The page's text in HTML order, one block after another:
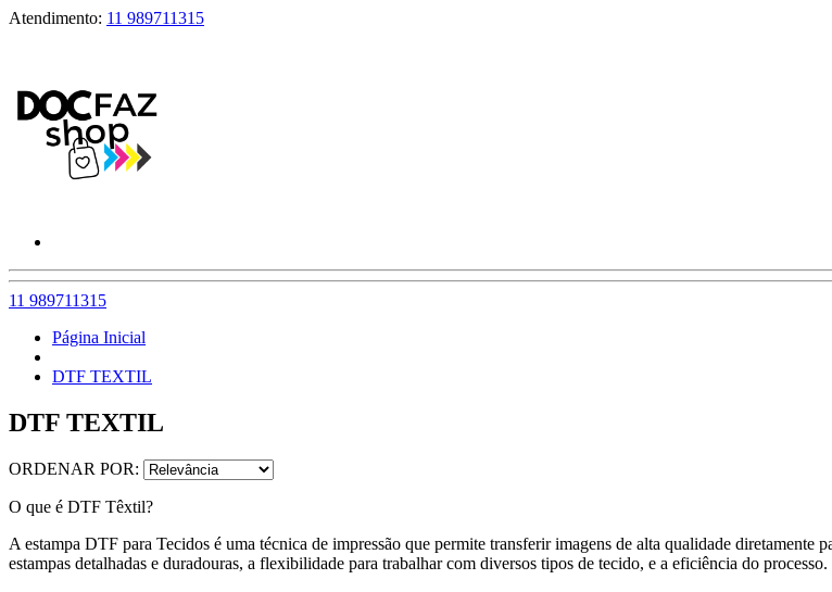
Atendimento: 11 989711315
11 989711315
Página Inicial
DTF TEXTIL
DTF TEXTIL
ORDENAR POR:
O que é DTF Têxtil?
A estampa DTF para Tecidos é uma técnica de impressão que permite transferir imagens de alta qualidade
estampas detalhadas e duradouras, a flexibilidade para trabalhar com diversos tipos de tecido, e a eficiência do